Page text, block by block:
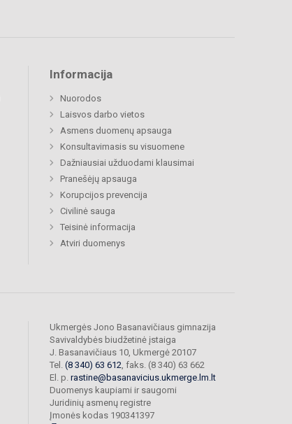
Informacija
Nuorodos
Laisvos darbo vietos
Asmens duomenų apsauga
Konsultavimasis su visuomene
Dažniausiai užduodami klausimai
Pranešėjų apsauga
Korupcijos prevencija
Civilinė sauga
Teisinė informacija
Atviri duomenys
Ukmergės Jono Basanavičiaus gimnazija
Savivaldybės biudžetinė įstaiga
J. Basanavičiaus 10, Ukmergė 20107
Tel. (8 340) 63 612 , faks. (8 340) 63 662
El. p. rastine@basanavicius.ukmerge.lm.lt
Duomenys kaupiami ir saugomi
Juridinių asmenų registre
Įmonės kodas 190341397